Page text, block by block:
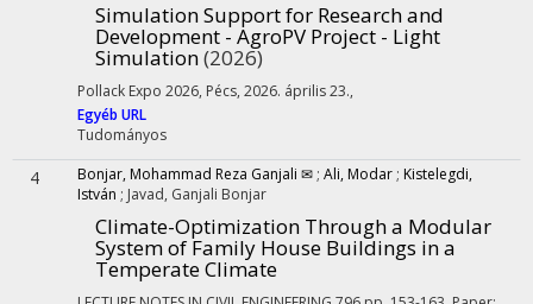
Simulation Support for Research and
Development - AgroPV Project - Light
Simulation(2026)
Pollack Expo 2026, Pécs, 2026. április 23.,
Egyéb URL
Tudományos
4 Bonjar, Mohammad Reza Ganjali ✉ ; Ali, Modar ; Kistelegdi,
István ; Javad, Ganjali Bonjar
Climate-Optimization Through a Modular
System of Family House Buildings in a
Temperate Climate